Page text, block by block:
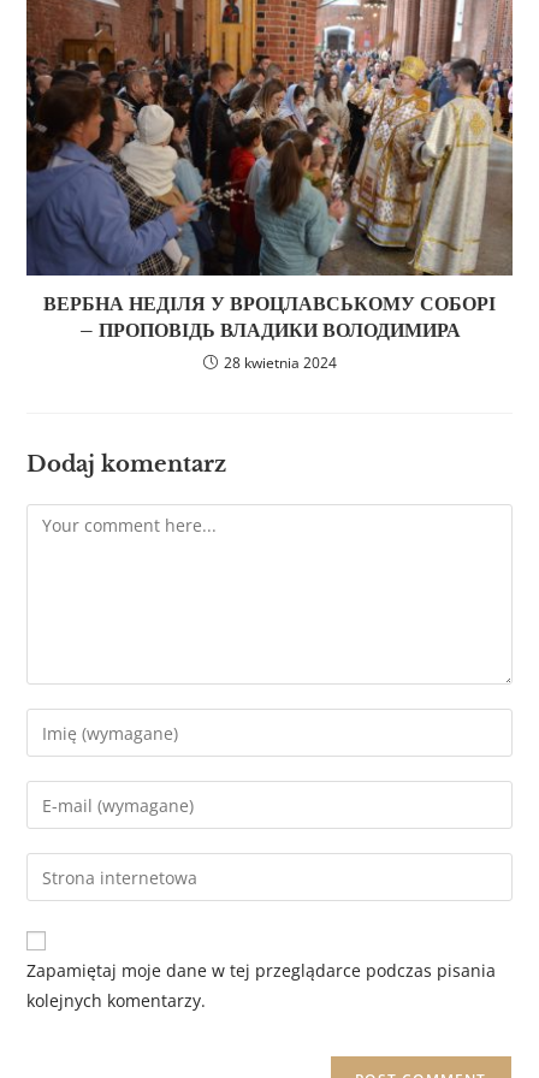
ВЕРБНА НЕДІЛЯ У ВРОЦЛАВСЬКОМУ СОБОРІ
– ПРОПОВІДЬ ВЛАДИКИ ВОЛОДИМИРА
28 kwietnia 2024
Dodaj komentarz
Zapamiętaj moje dane w tej przeglądarce podczas pisania
kolejnych komentarzy.